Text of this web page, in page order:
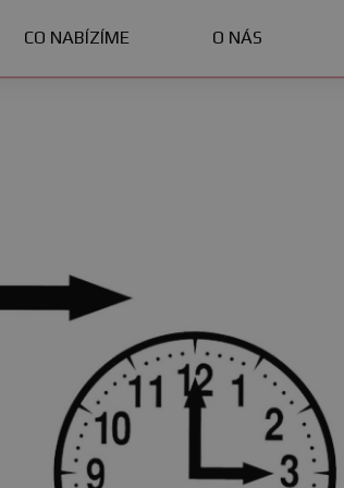
CO NABÍZÍME O NÁS